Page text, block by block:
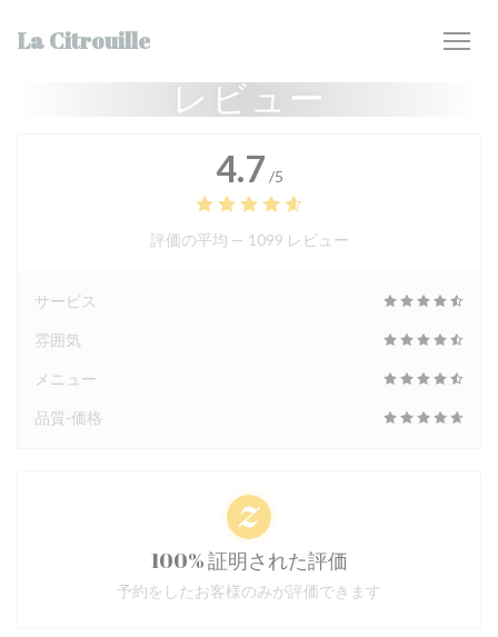
La Citrouille
レビュー
4.7 /5
評価の平均 — 1099 レビュー
サービス
雰囲気
メニュー
品質-価格
100% 証明された評価
予約をしたお客様のみが評価できます